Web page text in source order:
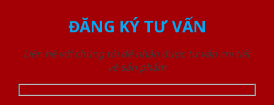
ĐĂNG KÝ TƯ VẤN
Liên hệ với chúng tôi để nhận được tư vấn chi tiết
về sản phẩm